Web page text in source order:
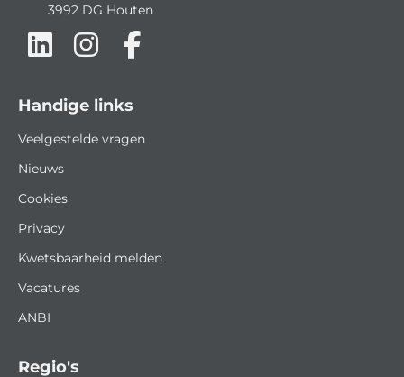
Regio's
Handige links
Veelgestelde vragen
Nieuws
Cookies
Privacy
Kwetsbaarheid melden
Vacatures
ANBI
3992 DG Houten